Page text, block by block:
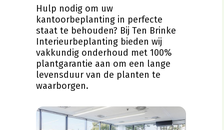
Hulp nodig om uw
kantoorbeplanting in perfecte
staat te behouden? Bij Ten Brinke
Interieurbeplanting bieden wij
vakkundig onderhoud met 100%
plantgarantie aan om een lange
levensduur van de planten te
waarborgen.